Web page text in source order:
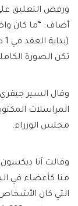
ورفض التعليق على
أضاف: “ما كان
تكن الصورة
وقال السير
المراسلات
مجلس الوزراء.
وقالت آنا
منا كأعضاء في
التي كان